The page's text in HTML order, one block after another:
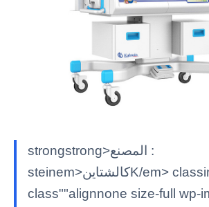
strongstrong>المصنع :
steinem>كالشتاينK/em> classimg
class""alignnone size-full wp-